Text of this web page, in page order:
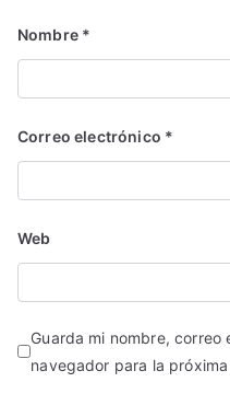
Nombre *
Correo electrónico *
Web
Guarda mi nombre,
navegador para la